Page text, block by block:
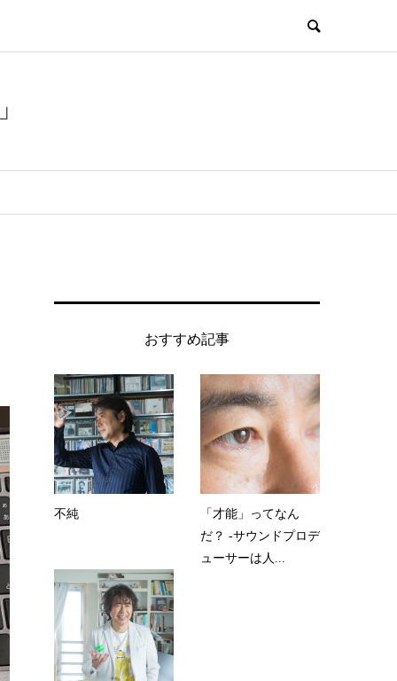
おすすめ記事
不純
「才能」ってなん
だ？ -サウンドプロデ
ューサーは人...